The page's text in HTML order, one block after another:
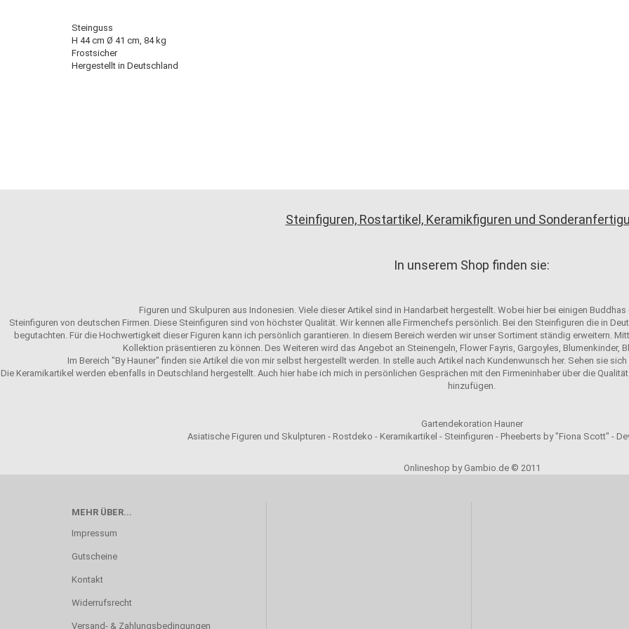
Steinguss
H 44 cm Ø 41 cm, 84 kg
Frostsicher
Hergestellt in Deutschland
Steinfiguren, Rostartikel, Keramikfiguren und
In unserem Shop finden sie:
Figuren und Skulpuren aus Indonesien. Viele dieser Artikel sind in Handarbeit hergestellt. Wobei hier bei einigen
Steinfiguren von deutschen Firmen. Diese Steinfiguren sind von höchster Qualität. Wir kennen alle Firmenchefs persönlich. Bei den Steinfiguren die in
begutachten. Für die Hochwertigkeit dieser Figuren kann ich persönlich garantieren. In diesem Bereich werden wir unser Sortiment ständig erweitern.
Kollektion präsentieren zu können. Des Weiteren wird das Angebot an Steinengeln, Flower Fayris, Gargoyles, Blumenkinder,
Im Bereich "By Hauner" finden sie Artikel die von mir selbst hergestellt werden. In stelle auch Artikel nach Kundenwunsch her. Sehen sie
Die Keramikartikel werden ebenfalls in Deutschland hergestellt. Auch hier habe ich mich in persönlichen Gesprächen mit den Firmeninhaber über die
hinzufügen.
Gartendekoration Hauner
Asiatische Figuren und Skulpturen - Rostdeko - Keramikartikel - Steinfiguren - Pheeberts by "Fiona Scott" -
Onlineshop by Gambio.de © 2011
MEHR ÜBER...
Impressum
Gutscheine
Kontakt
Widerrufsrecht
Versand- & Zahlungsbedingungen